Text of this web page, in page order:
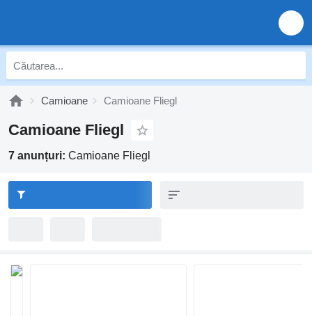
Camioane Camioane Fliegl
Camioane Fliegl
7 anunțuri: Camioane Fliegl